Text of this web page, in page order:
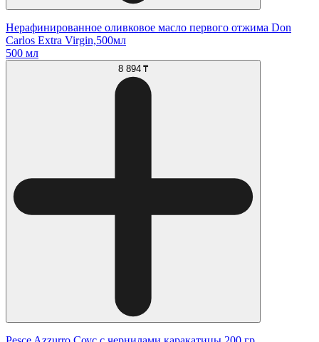
Нерафинированное оливковое масло первого отжима Don
Carlos Extra Virgin,500мл
500 мл
8 894 ₸